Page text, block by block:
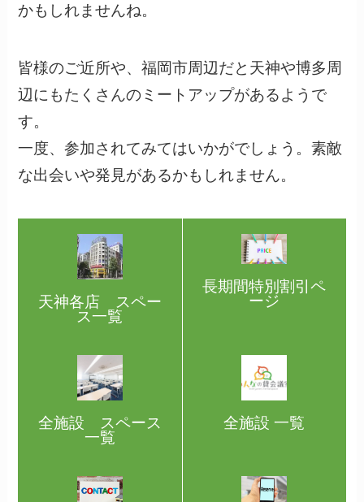
かもしれませんね。
皆様のご近所や、福岡市周辺だと天神や博多周
辺にもたくさんのミートアップがあるようで
す。
一度、参加されてみてはいかがでしょう。素敵
な出会いや発見があるかもしれません。
天神各店 スペー
ス一覧
長期間特別割引ペ
ージ
全施設 スペース
一覧
全施設 一覧